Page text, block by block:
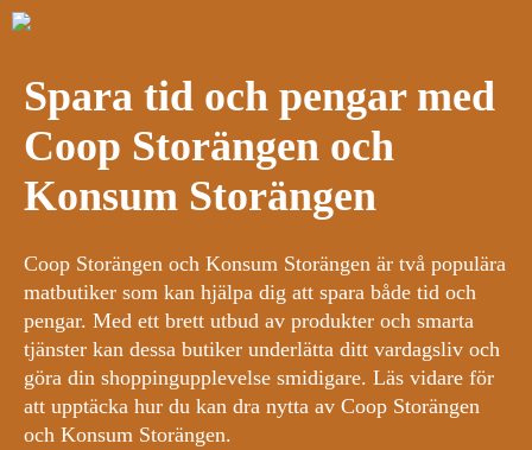
Spara tid och pengar med
Coop Storängen och
Konsum Storängen
Coop Storängen och Konsum Storängen är två populära
matbutiker som kan hjälpa dig att spara både tid och
pengar. Med ett brett utbud av produkter och smarta
tjänster kan dessa butiker underlätta ditt vardagsliv och
göra din shoppingupplevelse smidigare. Läs vidare för
att upptäcka hur du kan dra nytta av Coop Storängen
och Konsum Storängen.